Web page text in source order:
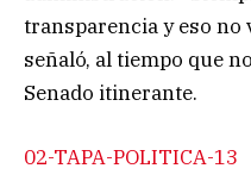
transparencia y eso no
señaló, al tiempo que
Senado itinerante.
02-TAPA-POLITICA-13